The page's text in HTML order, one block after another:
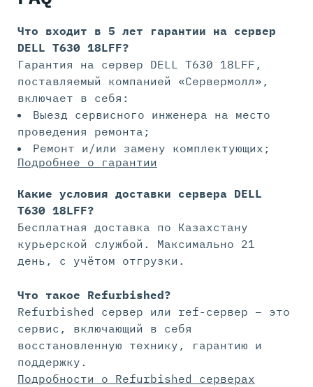
Что входит в 5 лет гарантии на сервер
DELL T630 18LFF?
Гарантия на сервер DELL T630 18LFF,
поставляемый компанией «Сервермолл»,
включает в себя:
Выезд сервисного инженера на место
проведения ремонта;
Ремонт и/или замену комплектующих;
Подробнее о гарантии
Какие условия доставки сервера DELL
T630 18LFF?
Бесплатная доставка по Казахстану
курьерской службой. Максимально 21
день, с учётом отгрузки.
Что такое Refurbished?
Refurbished сервер или ref-сервер – это
сервис, включающий в себя
восстановленную технику, гарантию и
поддержку.
Подробности о Refurbished серверах